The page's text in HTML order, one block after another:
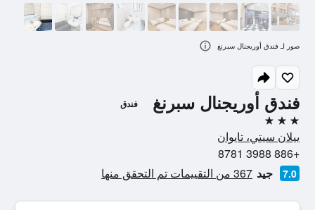
فندق أوريجنال سبرنغ فندق
3 نجوم
ييلان سيتي، تايوان
+886 3988 8781
7.0 جيد 367 من التقييمات تم التحقق منها
صور لـ فندق أوريجنال سبرنغ